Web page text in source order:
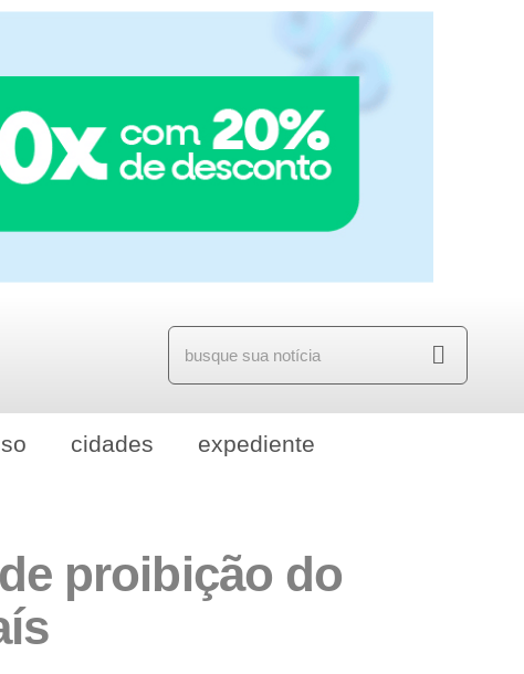
cidades expediente
proibição do